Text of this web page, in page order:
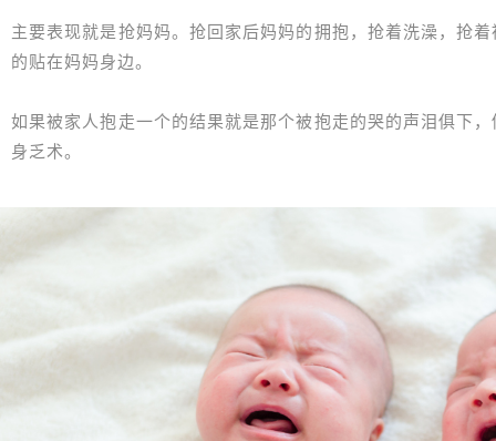
主要表现就是抢妈妈。抢回家后妈妈的拥抱，抢着洗澡，抢
的贴在妈妈身边。
如果被家人抱走一个的结果就是那个被抱走的哭的声泪俱下
身乏术。